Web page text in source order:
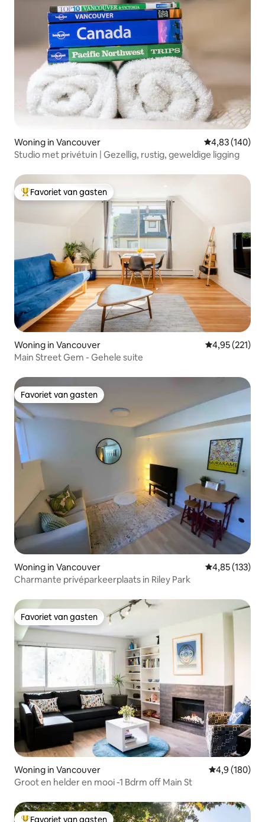
Woning in Vancouver Gemiddelde
4,83 (140)
Studio met privétuin | Gezellig, rustig, geweldige ligging
Topfavoriet van gasten
Favoriet van gasten
Woning in Vancouver Gemiddelde
4,95 (221)
Main Street Gem - Gehele suite
Favoriet van gasten
Favoriet van gasten
Woning in Vancouver Gemiddelde
4,85 (133)
Charmante privéparkeerplaats in Riley Park
Favoriet van gasten
Favoriet van gasten
Woning in Vancouver Gemiddelde
4,9 (180)
Groot en helder en mooi -1 Bdrm off Main St
Favoriet van gasten